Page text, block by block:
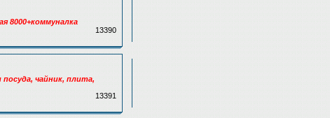
8000+коммуналка
13390
чайник, плита,
13391